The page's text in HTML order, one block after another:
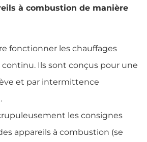
à combustion de manière
fonctionner les chauffages
continu. Ils sont conçus pour une
et par intermittence
les consignes
appareils à combustion (se